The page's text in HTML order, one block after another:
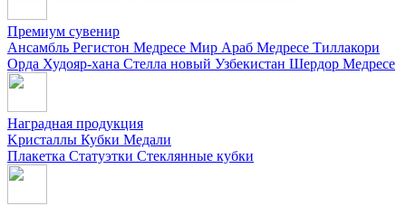
Премиум сувенир
Ансамбль Регистон Медресе Мир Араб Медресе Тиллакори
Орда Худояр-хана Стелла новый Узбекистан Шердор Медресе
Наградная продукция
Kристаллы Кубки Медали
Плакетка Статуэтки Стеклянные кубки